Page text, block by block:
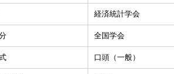
経済統計学会
全国学会
口頭（一般）